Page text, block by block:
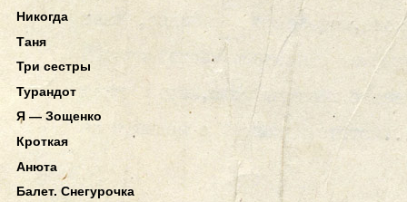
Никогда
Таня
Три сестры
Турандот
Я — Зощенко
Кроткая
Анюта
Балет. Снегурочка